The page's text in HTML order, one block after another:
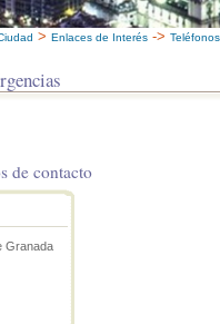
> Enlaces de Interés ->
de contacto
Granada